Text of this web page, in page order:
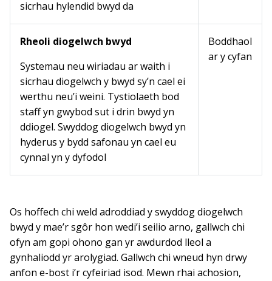
sicrhau hylendid bwyd da
Rheoli diogelwch bwyd
Systemau neu wiriadau ar waith i
sicrhau diogelwch y bwyd sy’n cael ei
werthu neu’i weini. Tystiolaeth bod
staff yn gwybod sut i drin bwyd yn
ddiogel. Swyddog diogelwch bwyd yn
hyderus y bydd safonau yn cael eu
cynnal yn y dyfodol
Boddhaol
ar y cyfan
Os hoffech chi weld adroddiad y swyddog diogelwch
bwyd y mae’r sgôr hon wedi’i seilio arno, gallwch chi
ofyn am gopi ohono gan yr awdurdod lleol a
gynhaliodd yr arolygiad. Gallwch chi wneud hyn drwy
anfon e-bost i’r cyfeiriad isod. Mewn rhai achosion,